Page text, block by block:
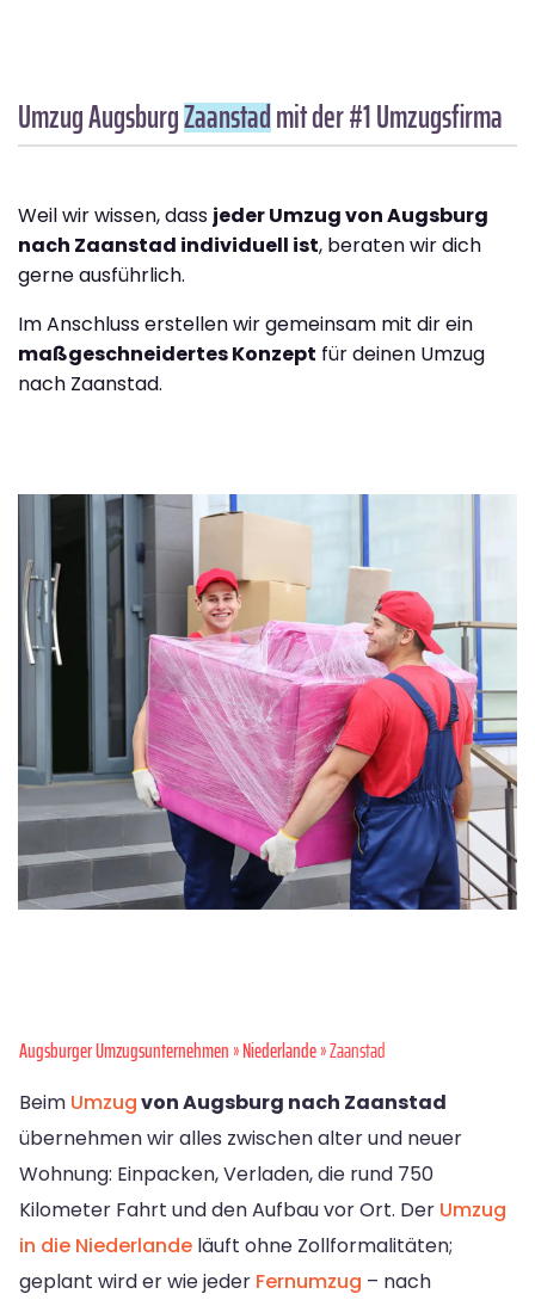
Umzug AugsburgZaanstadmit der #1 Umzugsfirma
Weil wir wissen, dass jeder Umzug von Augsburg
nach Zaanstad individuell ist, beraten wir dich
gerne ausführlich.
Im Anschluss erstellen wir gemeinsam mit dir ein
maßgeschneidertes Konzept für deinen Umzug
nach Zaanstad.
Augsburger Umzugsunternehmen»Niederlande» Zaanstad
Beim Umzugvon Augsburg nach Zaanstad
übernehmen wir alles zwischen alter und neuer
Wohnung: Einpacken, Verladen, die rund 750
Kilometer Fahrt und den Aufbau vor Ort. Der Umzug
in die Niederlande läuft ohne Zollformalitäten;
geplant wird er wie jeder Fernumzug – nach